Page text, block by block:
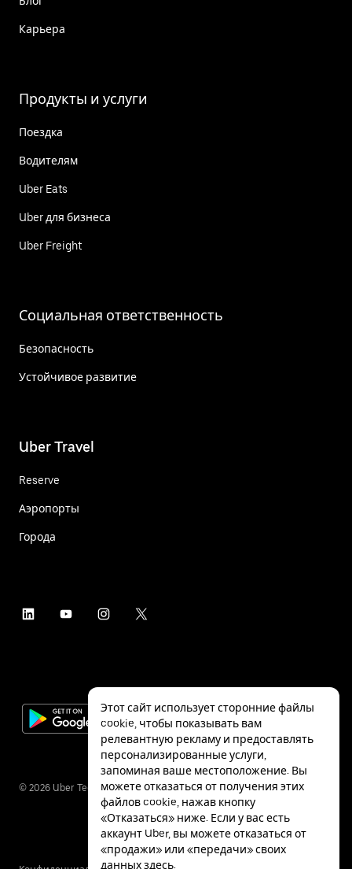
Карьера
Продукты и услуги
Поездка
Водителям
Uber Eats
Uber для бизнеса
Uber Freight
Социальная ответственность
Безопасность
Устойчивое развитие
Uber Travel
Reserve
Аэропорты
Города
© 2026 Uber Technologies Inc.
Этот сайт использует сторонние файлы
cookie, чтобы показывать вам
релевантную рекламу и предоставлять
персонализированные услуги,
запоминая ваше местоположение. Вы
можете отказаться от получения этих
файлов cookie, нажав кнопку
«Отказаться» ниже. Если у вас есть
аккаунт Uber, вы можете отказаться от
«продажи» или «передачи» своих
данныхздесь.